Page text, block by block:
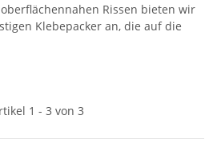
Rissen bieten wir
Klebepacker an, die auf die
1 - 3 von 3